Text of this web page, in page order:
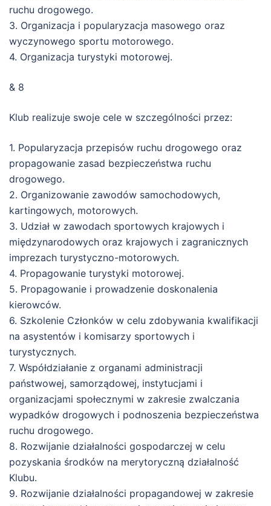
ruchu drogowego.
3. Organizacja i popularyzacja masowego oraz
wyczynowego sportu motorowego.
4. Organizacja turystyki motorowej.
& 8
Klub realizuje swoje cele w szczególności przez:
1. Popularyzacja przepisów ruchu drogowego oraz
propagowanie zasad bezpieczeństwa ruchu
drogowego.
2. Organizowanie zawodów samochodowych,
kartingowych, motorowych.
3. Udział w zawodach sportowych krajowych i
międzynarodowych oraz krajowych i zagranicznych
imprezach turystyczno-motorowych.
4. Propagowanie turystyki motorowej.
5. Propagowanie i prowadzenie doskonalenia
kierowców.
6. Szkolenie Członków w celu zdobywania kwalifikacji
na asystentów i komisarzy sportowych i
turystycznych.
7. Współdziałanie z organami administracji
państwowej, samorządowej, instytucjami i
organizacjami społecznymi w zakresie zwalczania
wypadków drogowych i podnoszenia bezpieczeństwa
ruchu drogowego.
8. Rozwijanie działalności gospodarczej w celu
pozyskania środków na merytoryczną działalność
Klubu.
9. Rozwijanie działalności propagandowej w zakresie